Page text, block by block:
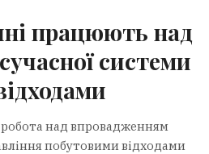
працюють над
системи
над впровадженням
побутовими відходами